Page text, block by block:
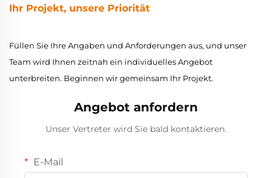
Ihr Projekt, unsere Priorität
Füllen Sie Ihre Angaben und Anforderungen aus, und unser
Team wird Ihnen zeitnah ein individuelles Angebot
unterbreiten. Beginnen wir gemeinsam Ihr Projekt.
Angebot anfordern
Unser Vertreter wird Sie bald kontaktieren.
E-Mail